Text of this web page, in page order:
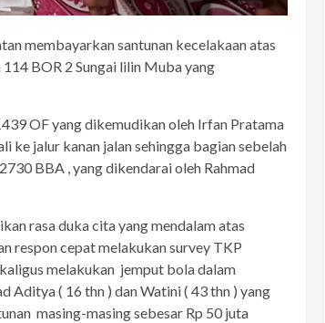
membayarkan santunan kecelakaan atas
BOR 2 Sungai lilin Muba yang
OF yang dikemudikan oleh Irfan Pratama
ke jalur kanan jalan sehingga bagian sebelah
BBA , yang dikendarai oleh Rahmad
rasa duka cita yang mendalam atas
respon cepat melakukan survey TKP
melakukan jemput bola dalam
Aditya ( 16 thn ) dan Watini ( 43 thn ) yang
masing-masing sebesar Rp 50 juta